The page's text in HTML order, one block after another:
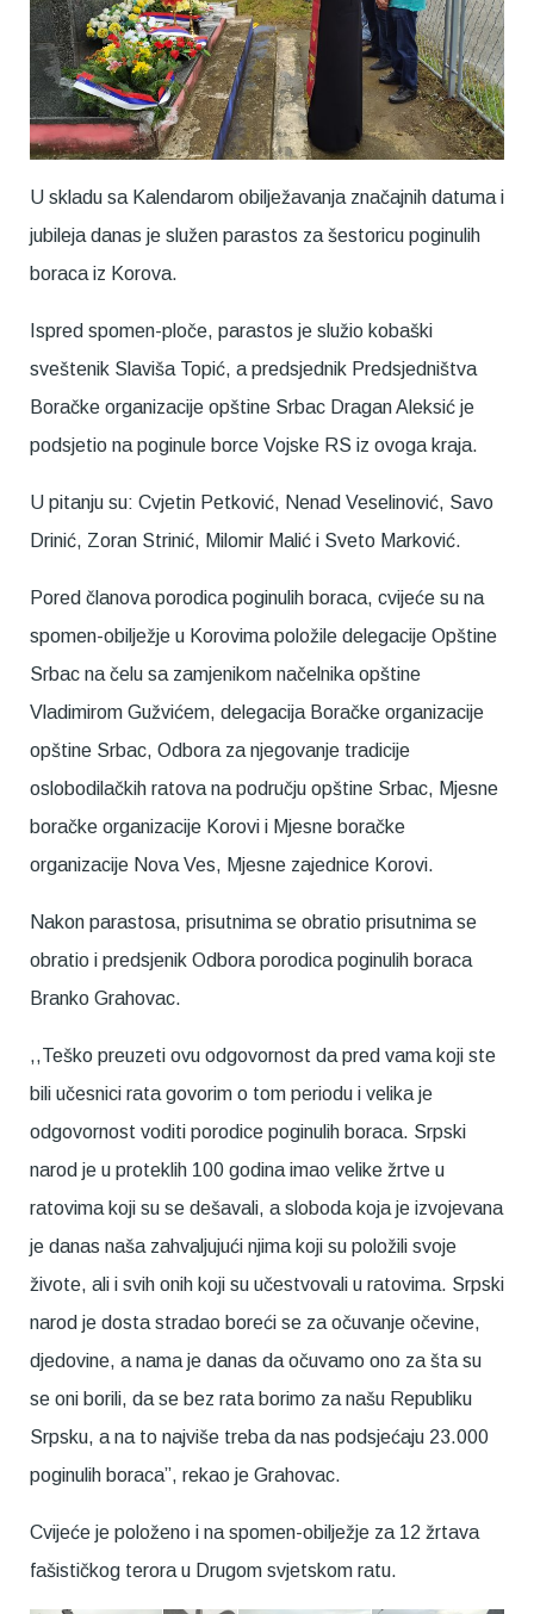
U skladu sa Kalendarom obilježavanja značajnih datuma i
jubileja danas je služen parastos za šestoricu poginulih
boraca iz Korova.
Ispred spomen-ploče, parastos je služio kobaški
sveštenik Slaviša Topić, a predsjednik Predsjedništva
Boračke organizacije opštine Srbac Dragan Aleksić je
podsjetio na poginule borce Vojske RS iz ovoga kraja.
U pitanju su: Cvjetin Petković, Nenad Veselinović, Savo
Drinić, Zoran Strinić, Milomir Malić i Sveto Marković.
Pored članova porodica poginulih boraca, cvijeće su na
spomen-obilježje u Korovima položile delegacije Opštine
Srbac na čelu sa zamjenikom načelnika opštine
Vladimirom Gužvićem, delegacija Boračke organizacije
opštine Srbac, Odbora za njegovanje tradicije
oslobodilačkih ratova na području opštine Srbac, Mjesne
boračke organizacije Korovi i Mjesne boračke
organizacije Nova Ves, Mjesne zajednice Korovi.
Nakon parastosa, prisutnima se obratio prisutnima se
obratio i predsjenik Odbora porodica poginulih boraca
Branko Grahovac.
,,Teško preuzeti ovu odgovornost da pred vama koji ste
bili učesnici rata govorim o tom periodu i velika je
odgovornost voditi porodice poginulih boraca. Srpski
narod je u proteklih 100 godina imao velike žrtve u
ratovima koji su se dešavali, a sloboda koja je izvojevana
je danas naša zahvaljujući njima koji su položili svoje
živote, ali i svih onih koji su učestvovali u ratovima. Srpski
narod je dosta stradao boreći se za očuvanje očevine,
djedovine, a nama je danas da očuvamo ono za šta su
se oni borili, da se bez rata borimo za našu Republiku
Srpsku, a na to najviše treba da nas podsjećaju 23.000
poginulih boraca”, rekao je Grahovac.
Cvijeće je položeno i na spomen-obilježje za 12 žrtava
fašističkog terora u Drugom svjetskom ratu.